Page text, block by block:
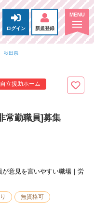
ログイン 新規登録
秋田県
自立援助ホーム
常勤職員]募集
意見を言いやすい職場｜労
無資格可